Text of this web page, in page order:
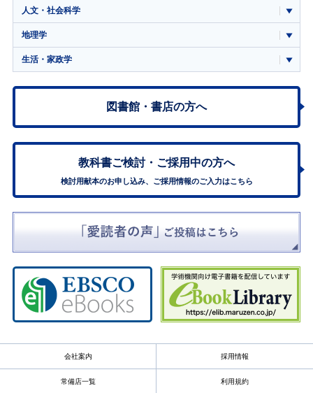
人文・社会科学
地理学
生活・家政学
図書館・書店の方へ
教科書ご検討・ ご採用中の方へ
検討用献本のお申し込み、ご採用情報のご入力はこちら
会社案内 採用情報
常備店一覧 利用規約